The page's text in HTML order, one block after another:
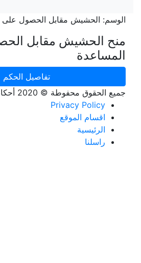
الوسم: الحشيش مقابل الحصول على
منح الحشيش مقابل
المساعدة
تفاصيل الحكم
جميع الحقوق محفوطة © 2020 أحكام دوت كوم
Privacy Policy
اقسام الموقع
الرئيسية
راسلنا